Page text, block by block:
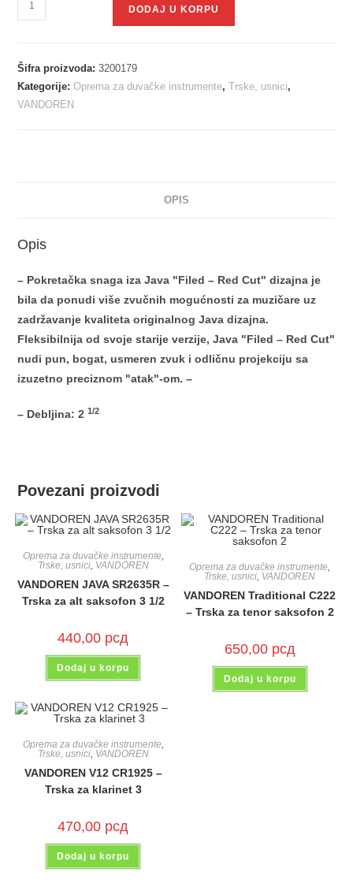
DODAJ U KORPU
Šifra proizvoda:3200179
Kategorije:Oprema za duvačke instrumente,Trske, usnici,
VANDOREN
OPIS
Opis
– Pokretačka snaga iza Java "Filed – Red Cut" dizajna je
bila da ponudi više zvučnih mogućnosti za muzičare uz
zadržavanje kvaliteta originalnog Java dizajna.
Fleksibilnija od svoje starije verzije, Java "Filed – Red Cut"
nudi pun, bogat, usmeren zvuk i odličnu projekciju sa
izuzetno preciznom "atak"-om. –
– Debljina: 21/2
Povezani proizvodi
Oprema za duvačke instrumente
Trske, usnici, VANDOREN
VANDOREN JAVA SR2635R –
Trska za alt saksofon 3 1/2
440,00 рсд
Dodaj u korpu
Oprema za duvačke instrumente
Trske, usnici VANDOREN
VANDOREN Traditional C222
– Trska za tenor saksofon 2
650,00 рсд
Dodaj u korpu
Oprema za duvačke instrumente,
Trske, usnici, VANDOREN
VANDOREN V12 CR1925 –
Trska za klarinet 3
470,00 рсд
Dodaj u korpu